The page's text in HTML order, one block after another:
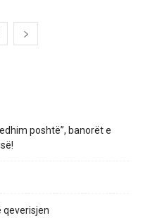
poshtë”, banorët e
qeverisjen